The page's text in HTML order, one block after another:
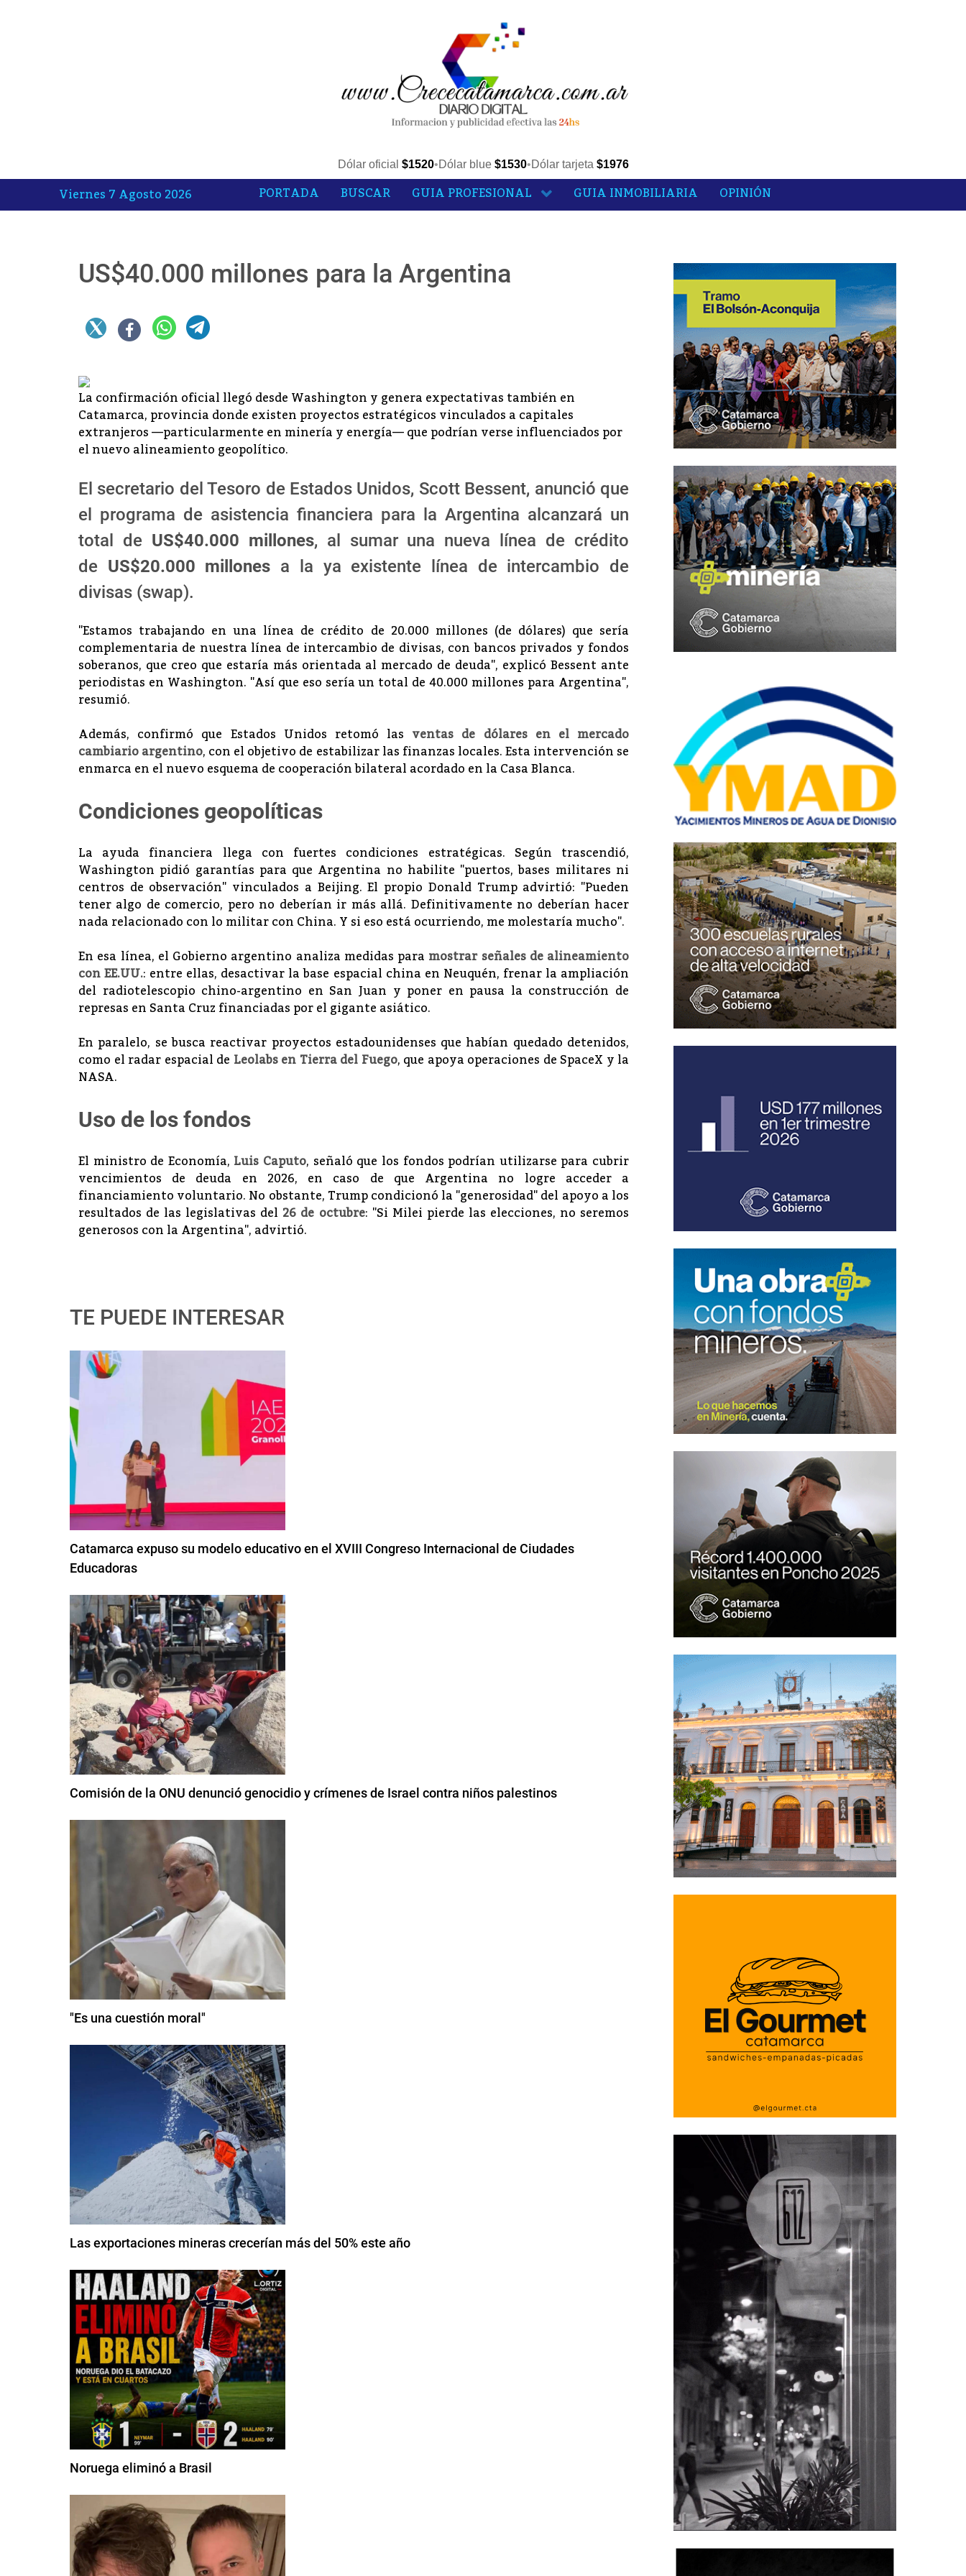
Dólar oficial $1520•Dólar blue $1530•Dólar tarjeta $1976
Viernes 7 Agosto 2026 PORTADA BUSCAR GUIA PROFESIONAL GUIA INMOBILIARIA OPINIÓN
US$40.000 millones para la Argentina
La confirmación oficial llegó desde Washington y genera expectativas también en
Catamarca, provincia donde existen proyectos estratégicos vinculados a capitales
extranjeros —particularmente en minería y energía— que podrían verse influenciados por
el nuevo alineamiento geopolítico.
El secretario del Tesoro de Estados Unidos, Scott Bessent, anunció que
el programa de asistencia financiera para la Argentina alcanzará un
total de US$40.000 millones, al sumar una nueva línea de crédito
de US$20.000 millones a la ya existente línea de intercambio de
divisas (swap).
"Estamos trabajando en una línea de crédito de 20.000 millones (de dólares) que sería
complementaria de nuestra línea de intercambio de divisas, con bancos privados y fondos
soberanos, que creo que estaría más orientada al mercado de deuda", explicó Bessent ante
periodistas en Washington. "Así que eso sería un total de 40.000 millones para Argentina",
resumió.
Además, confirmó que Estados Unidos retomó las ventas de dólares en el mercado
cambiario argentino, con el objetivo de estabilizar las finanzas locales. Esta intervención se
enmarca en el nuevo esquema de cooperación bilateral acordado en la Casa Blanca.
Condiciones geopolíticas
La ayuda financiera llega con fuertes condiciones estratégicas. Según trascendió,
Washington pidió garantías para que Argentina no habilite "puertos, bases militares ni
centros de observación" vinculados a Beijing. El propio Donald Trump advirtió: "Pueden
tener algo de comercio, pero no deberían ir más allá. Definitivamente no deberían hacer
nada relacionado con lo militar con China. Y si eso está ocurriendo, me molestaría mucho".
En esa línea, el Gobierno argentino analiza medidas para mostrar señales de alineamiento
con EE.UU.: entre ellas, desactivar la base espacial china en Neuquén, frenar la ampliación
del radiotelescopio chino-argentino en San Juan y poner en pausa la construcción de
represas en Santa Cruz financiadas por el gigante asiático.
En paralelo, se busca reactivar proyectos estadounidenses que habían quedado detenidos,
como el radar espacial de Leolabs en Tierra del Fuego, que apoya operaciones de SpaceX y la
NASA.
Uso de los fondos
El ministro de Economía, Luis Caputo, señaló que los fondos podrían utilizarse para cubrir
vencimientos de deuda en 2026, en caso de que Argentina no logre acceder a
financiamiento voluntario. No obstante, Trump condicionó la "generosidad" del apoyo a los
resultados de las legislativas del 26 de octubre: "Si Milei pierde las elecciones, no seremos
generosos con la Argentina", advirtió.
TE PUEDE INTERESAR
Catamarca expuso su modelo educativo en el XVIII Congreso Internacional de Ciudades
Educadoras
Comisión de la ONU denunció genocidio y crímenes de Israel contra niños palestinos
"Es una cuestión moral"
Las exportaciones mineras crecerían más del 50% este año
Noruega eliminó a Brasil